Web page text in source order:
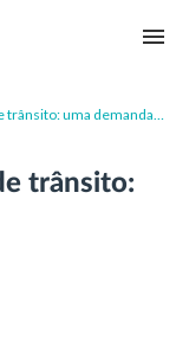
trânsito: uma demanda
trânsito: